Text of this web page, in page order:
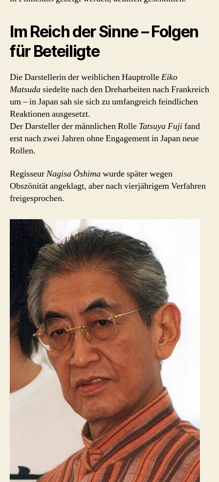
Im Reich der Sinne – Folgen
für Beteiligte
Die Darstellerin der weiblichen HauptrolleEiko
Matsudasiedelte nach den Dreharbeiten nach Frankreich
um – in Japan sah sie sich zu umfangreich feindlichen
Reaktionen ausgesetzt.
Der Darsteller der männlichen Rolle Tatsuya Fujifand
erst nach zwei Jahren ohne Engagement in Japan neue
Rollen.
RegisseurNagisa Ōshimawurde später wegen
Obszönität angeklagt, aber nach vierjährigem Verfahren
freigesprochen.